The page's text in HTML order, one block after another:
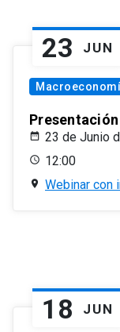
23 JUN
23 de Junio
12:00
Webinar con
18 JUN